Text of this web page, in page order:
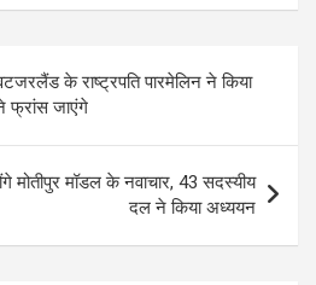
e
gr
a
m
ail py
Li
n
k
ar
e
के राष्ट्रपति पारमेलिन ने किया
फ्रांस जाएंगे
मोतीपुर मॉडल के नवाचार, 43 सदस्यीय
दल ने किया अध्ययन